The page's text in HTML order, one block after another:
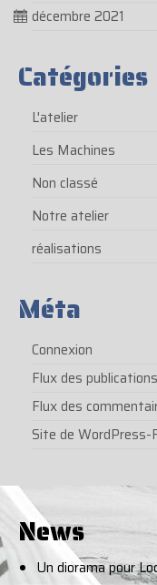
décembre 2021
Catégories
L'atelier
Les Machines
Non classé
Notre atelier
réalisations
Méta
Connexion
Flux des publications
Flux des
Site de WordPress-
News
Un diorama pour